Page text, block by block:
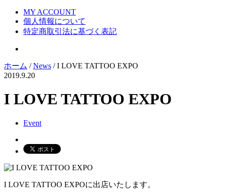
MY ACCOUNT
個人情報について
特定商取引法に基づく表記
ホーム /News / I LOVE TATTOO EXPO
2019.9.20
I LOVE TATTOO EXPO
Event
I LOVE TATTOO EXPOに出店いたします。